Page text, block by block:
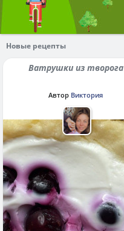
Новые рецепты
Ватрушки из творога
Автор Виктория